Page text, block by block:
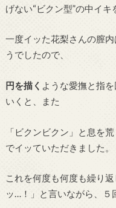
げない“ビクン型”の中イキ
一度イッた花梨さんの膣
うでしたので、
円を描く ような愛撫と指
いくと、また
「ビクンビクン」と息を
でイッていただきました。
これを何度も何度も繰り
ッ…！」と言いながら、５